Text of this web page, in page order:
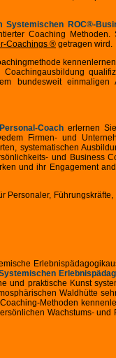
Systemischen ROC®-
Coaching
Coachings ® getragen wird.
bundesweit
Coacherlernen
Firmen- und
systematischen
und Business
und ihr Engagement
und praktische Kunst
Waldhütte
Methoden
Wachstums- und